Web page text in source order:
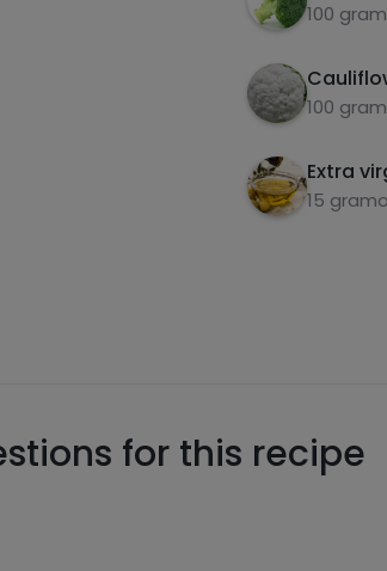
100
100
Extra
15
for this recipe